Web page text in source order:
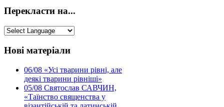
Перекласти на...
Нові матеріали
06/08 «Усі тварини рівні, але
деякі тварини рівніші»
05/08 Святослав САВЧИН,
«Таїнство священства у